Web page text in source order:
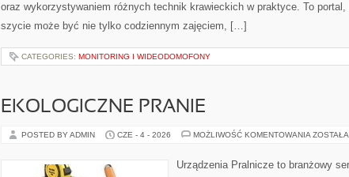
oraz wykorzystywaniem różnych technik krawieckich w praktyce. To
szycie może być nie tylko codziennym zajęciem, […]
CATEGORIES: MONITORING I WIDEODOMOFONY
EKOLOGICZNE PRANIE
POSTED BY ADMIN CZE - 4 - 2026 MOŻLIWOŚĆ KOMENTOWANIA
Urządzenia Pralnicze to branżowy